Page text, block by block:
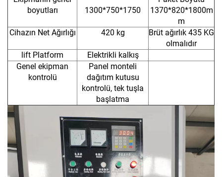
boyutları
1300*750*1750
1370*820*1800m
m
Cihazın Net Ağırlığı
420 kg
Brüt ağırlık 435 KG
olmalıdır
lift Platform
Elektrikli kalkış
Genel ekipman
kontrolü
Panel monteli
dağıtım kutusu
kontrolü, tek tuşla
başlatma